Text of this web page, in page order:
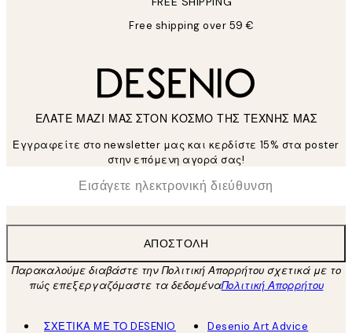
Free shipping over 59 €
ΕΛΑΤΕ ΜΑΖΙ ΜΑΣ ΣΤΟΝ ΚΟΣΜΟ ΤΗΣ ΤΕΧΝΗΣ ΜΑΣ
Εγγραφείτε στο newsletter μας και κερδίστε 15% στα poster
στην επόμενη αγορά σας!
Ηλεκτρονική Διεύθυνση
ΑΠΟΣΤΟΛΉ
Παρακαλούμε διαβάστε την Πολιτική Απορρήτου σχετικά με το
πώς επεξεργαζόμαστε τα δεδομέναΠολιτική Απορρήτου
ΣΧΕΤΙΚΑ ΜΕ ΤΟ DESENIO
Desenio Art Advice